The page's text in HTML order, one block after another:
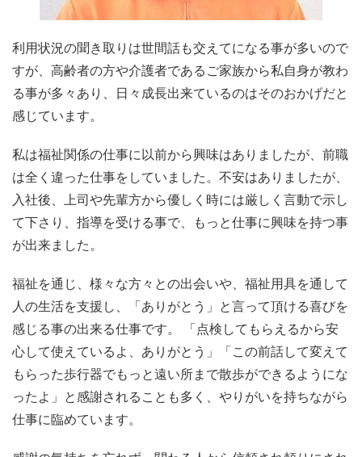
利用状況の聞き取りは世間話も交えてになる事が多いので
すが、高齢者の方や介護者であるご家族から私自身が教わ
る事が多々あり、日々成長出来ているのはそのおかげだと
感じています。
私は福祉関係の仕事に以前から興味はありましたが、前職
は全く違った仕事をしていました。不安はありましたが、
入社後、上司や先輩方から優しく時には厳しく言動で示し
て下さり、指導を受ける事で、もっと仕事に興味を持つ事
が出来ました。
福祉を通じ、様々な方々との出会いや、福祉用具を通して
人の生活を支援し、「ありがとう」と言って頂ける喜びを
感じる事の出来る仕事です。 「点検してもらえるから安
心して使えているよ、ありがとう」「この前話して変えて
もらった歩行器でもっと遠い所まで散歩ができるようにな
ったよ」と感謝されることも多く、やりがいを持ちながら
仕事に臨めています。